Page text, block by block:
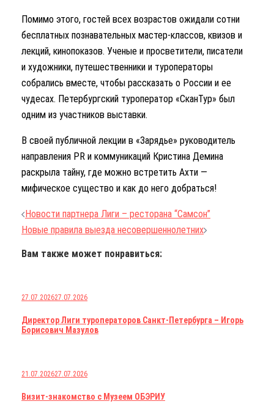
Помимо этого, гостей всех возрастов ожидали сотни
бесплатных познавательных мастер-классов, квизов и
лекций, кинопоказов. Ученые и просветители, писатели
и художники, путешественники и туроператоры
собрались вместе, чтобы рассказать о России и ее
чудесах. Петербургский туроператор «СканТур» был
одним из участников выставки.
В своей публичной лекции в «Зарядье» руководитель
направления PR и коммуникаций Кристина Демина
раскрыла тайну, где можно встретить Ахти —
мифическое существо и как до него добраться!
Навигация
по
записям
Новости партнера Лиги – ресторана “Самсон”
Новые правила выезда несовершеннолетних
Вам также может понравиться:
27.07.202627.07.2026
Директор Лиги туроператоров Санкт-Петербурга – Игорь
Борисович Мазулов
21.07.202627.07.2026
Визит-знакомство с Музеем ОБЭРИУ